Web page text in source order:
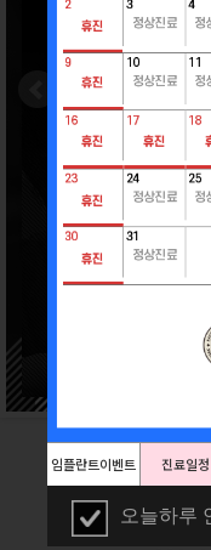
임플란트이벤트 진료일정
오늘하루